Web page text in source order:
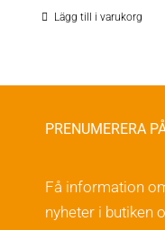
Lägg till i varukorg
PRENUMERERA
Få information
nyheter i butiken